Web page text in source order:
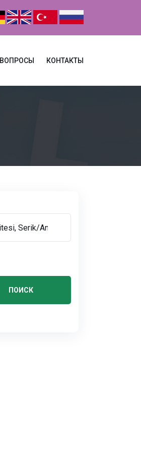
ВОПРОСЫ КОНТАКТЫ
ПОИСК